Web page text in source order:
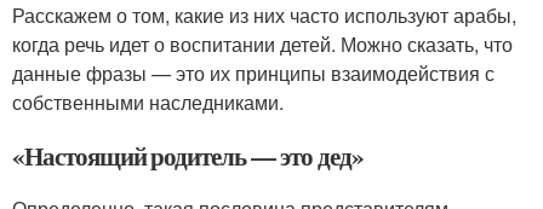
Расскажем о том, какие из них часто используют арабы,
когда речь идет о воспитании детей. Можно сказать, что
данные фразы — это их принципы взаимодействия с
собственными наследниками.
«Настоящий родитель — это дед»